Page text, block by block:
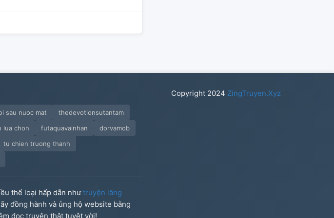
sau nuoc mat
thedevotionsutantam
lua chon futaquavainhan
dorvamob
tu chien truong thanh
thể loại hấp dẫn nhưtruyện lãng
đồng hành và ủng hộ website bằng
đọc truyện thật tuyệt vời!
Copyright 2024 ZingTruyen.Xyz